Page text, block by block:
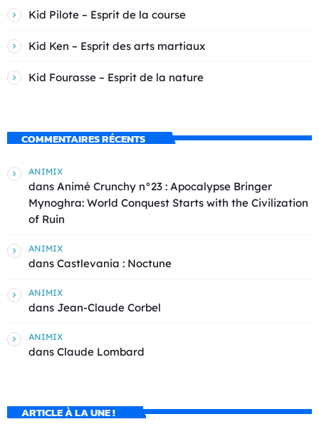
Kid Pilote – Esprit de la course
Kid Ken – Esprit des arts martiaux
Kid Fourasse – Esprit de la nature
COMMENTAIRES RÉCENTS
ANIMIX
dans Animé Crunchy n°23 : Apocalypse Bringer
Mynoghra: World Conquest Starts with the Civilization
of Ruin
ANIMIX
dans Castlevania : Noctune
ANIMIX
dans Jean-Claude Corbel
ANIMIX
dans Claude Lombard
ARTICLE À LA UNE !